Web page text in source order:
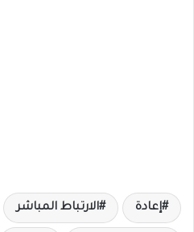
إعادة الارتباط المباشر